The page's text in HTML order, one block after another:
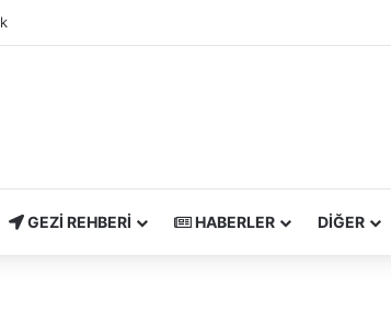
GEZI REHBERI HABERLER DIĞER